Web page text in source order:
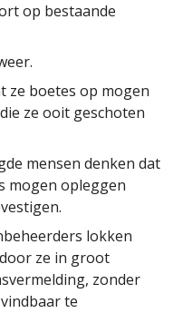
op bestaande
ze boetes op mogen
ze ooit geschoten
mensen denken dat
mogen opleggen
lokken
ze in groot
zonder
te